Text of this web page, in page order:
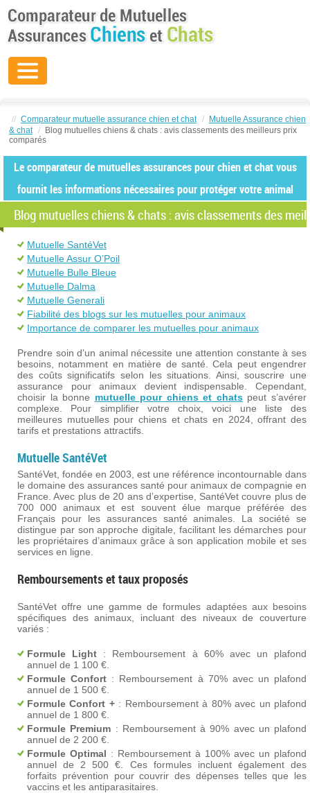
// Comparateur mutuelle assurance chien et chat /
Mutuelle Assurance chien
& chat /
Blog mutuelles chiens & chats : avis classements des meilleurs prix
comparés
Le comparateur de mutuelles assurances pour chien et chat vous
fournit les informations nécessaires pour protéger votre animal
Blog mutuelles chiens & chats : avis classements des
Mutuelle SantéVet
Mutuelle Assur O’Poil
Mutuelle Bulle Bleue
Mutuelle Dalma
Mutuelle Generali
Fiabilité des blogs sur les mutuelles pour animaux
Importance de comparer les mutuelles pour animaux
Prendre soin d’un animal nécessite une attention constante à ses
besoins, notamment en matière de santé. Cela peut engendrer
des coûts significatifs selon les situations. Ainsi, souscrire une
assurance pour animaux devient indispensable. Cependant,
choisir la bonne mutuelle pour chiens et chatspeut s’avérer
complexe. Pour simplifier votre choix, voici une liste des
meilleures mutuelles pour chiens et chats en 2024, offrant des
tarifs et prestations attractifs.
Mutuelle SantéVet
SantéVet, fondée en 2003, est une référence incontournable dans
le domaine des assurances santé pour animaux de compagnie en
France. Avec plus de 20 ans d’expertise, SantéVet couvre plus de
700 000 animaux et est souvent élue marque préférée des
Français pour les assurances santé animales. La société se
distingue par son approche digitale, facilitant les démarches pour
les propriétaires d’animaux grâce à son application mobile et ses
services en ligne​.
Remboursements et taux proposés
SantéVet offre une gamme de formules adaptées aux besoins
spécifiques des animaux, incluant des niveaux de couverture
variés :
Formule Light : Remboursement à 60% avec un plafond
annuel de 1 100 €.
Formule Confort : Remboursement à 70% avec un plafond
annuel de 1 500 €.
Formule Confort +: Remboursement à 80% avec un plafond
annuel de 1 800 €.
Formule Premium : Remboursement à 90% avec un plafond
annuel de 2 200 €.
Formule Optimal : Remboursement à 100% avec un plafond
annuel de 2 500 €. Ces formules incluent également des
forfaits prévention pour couvrir des dépenses telles que les
vaccins et les antiparasitaires​.